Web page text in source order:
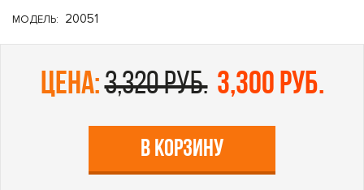
МОДЕЛЬ: 20051
цена:3,320 руб. 3,300 руб.
В КОРЗИНУ